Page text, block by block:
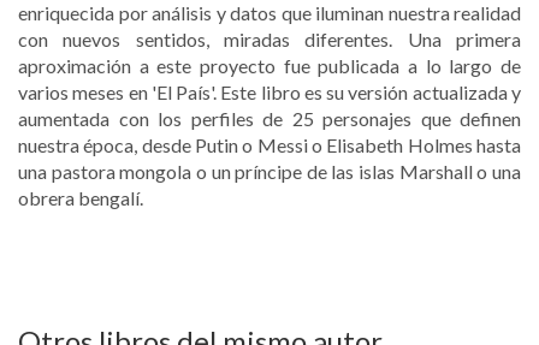
enriquecida por análisis y datos que iluminan nuestra realidad
con nuevos sentidos, miradas diferentes. Una primera
aproximación a este proyecto fue publicada a lo largo de
varios meses en 'El País'. Este libro es su versión actualizada y
aumentada con los perfiles de 25 personajes que definen
nuestra época, desde Putin o Messi o Elisabeth Holmes hasta
una pastora mongola o un príncipe de las islas Marshall o una
obrera bengalí.